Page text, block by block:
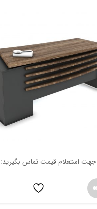
جهت استعلام قیمت تماس بگیرید: 90009393